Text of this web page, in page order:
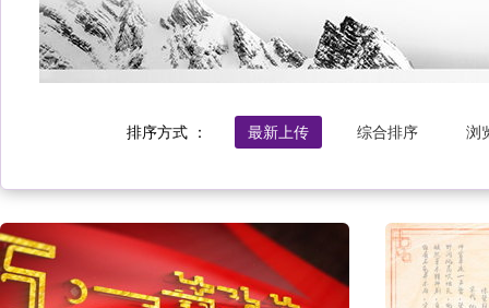
排序方式 ： 最新上传 综合排序 浏